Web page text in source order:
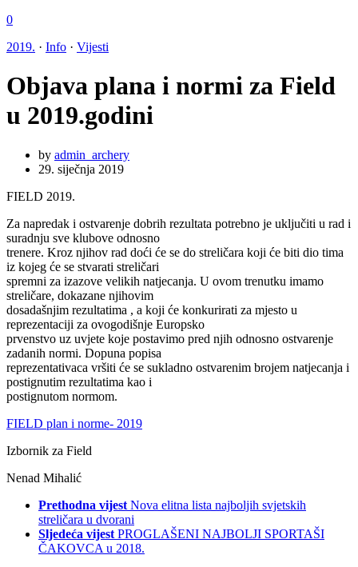
0
2019. · Info · Vijesti
Objava plana i normi za Field
u 2019.godini
by admin_archery
29. siječnja 2019
FIELD 2019.
Za napredak i ostvarenje dobrih rezultata potrebno je uključiti u rad i
suradnju sve klubove odnosno
trenere. Kroz njihov rad doći će se do streličara koji će biti dio tima
iz kojeg će se stvarati streličari
spremni za izazove velikih natjecanja. U ovom trenutku imamo
streličare, dokazane njihovim
dosadašnjim rezultatima , a koji će konkurirati za mjesto u
reprezentaciji za ovogodišnje Europsko
prvenstvo uz uvjete koje postavimo pred njih odnosno ostvarenje
zadanih normi. Dopuna popisa
reprezentativaca vršiti će se sukladno ostvarenim brojem natjecanja i
postignutim rezultatima kao i
postignutom normom.
FIELD plan i norme- 2019
Izbornik za Field
Nenad Mihalić
Prethodna vijest Nova elitna lista najboljih svjetskih
streličara u dvorani
Sljedeća vijest PROGLAŠENI NAJBOLJI SPORTAŠI
ČAKOVCA u 2018.